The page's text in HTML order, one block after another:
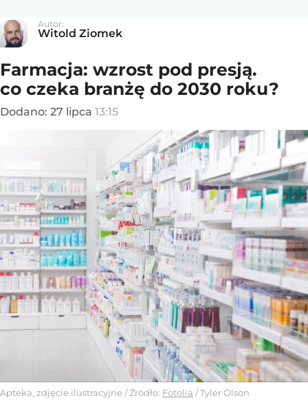
Autor:
Witold Ziomek
Farmacja: wzrost pod presją.
co czeka branżę do 2030 roku?
Dodano: 27 lipca 13:15
Apteka, zdjęcie ilustracyjne / Źródło: Fotolia /Tyler Olson